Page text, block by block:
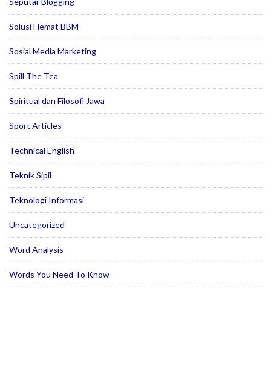
Solusi Hemat BBM
Sosial Media Marketing
Spill The Tea
Spiritual dan Filosofi Jawa
Sport Articles
Technical English
Teknik Sipil
Teknologi Informasi
Uncategorized
Word Analysis
Words You Need To Know